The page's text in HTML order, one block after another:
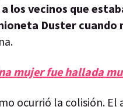
los vecinos que
Duster cuando
mujer fue hallada
ocurrió la colisión.